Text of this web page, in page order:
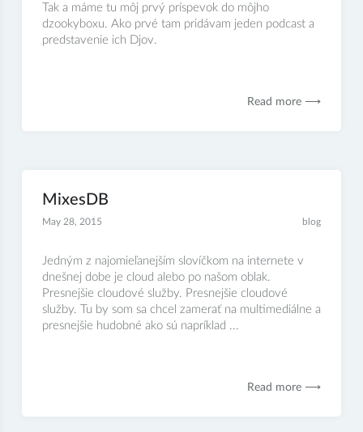
Tak a máme tu môj prvý príspevok do môjho
dzookyboxu. Ako prvé tam pridávam jeden podcast a
predstavenie ich Djov.
Read more ⟶
MixesDB
May 28, 2015 blog
Jedným z najomieľanejším slovíčkom na internete v
dnešnej dobe je cloud alebo po našom oblak.
Presnejšie cloudové služby. Presnejšie cloudové
služby. Tu by som sa chcel zamerať na multimediálne a
presnejšie hudobné ako sú napríklad ...
Read more ⟶